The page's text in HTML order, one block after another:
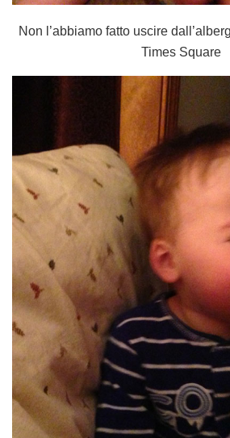
Non l’abbiamo fatto uscire
Times Square